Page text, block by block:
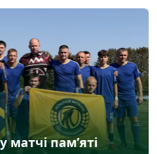
матчі пам’яті